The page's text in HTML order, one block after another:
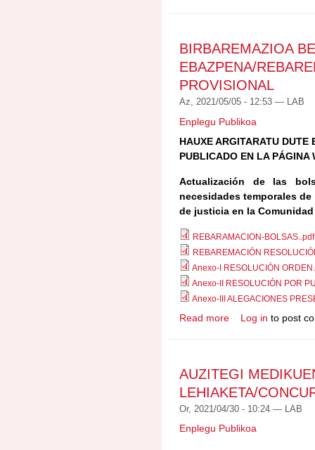
BIRBAREMAZIOA
EBAZPENA/
PROVISIONAL
Az, 2021/05/05 - 12:53 — LAB
Enplegu Publikoa
HAUXE ARGITARATU DUTE
PUBLICADO EN LA PÁGINA
Actualización de las
necesidades temporales
de justicia en la
REBARAMACION-BOLSAS..pdf
REBAREMACIÓN
Anexo-I RESOLUCIÓN ORDEN
Anexo-II RESOLUCIÓN POR
Anexo-III ALEGACIONES
Read more about
Log in to post
AUZITEGI
LEHIAKETA/
Or, 2021/04/30 - 10:24 — LAB
Enplegu Publikoa